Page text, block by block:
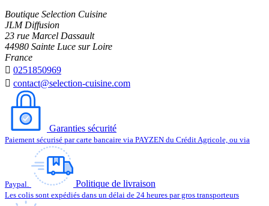
Boutique Selection Cuisine
JLM Diffusion
23 rue Marcel Dassault
44980 Sainte Luce sur Loire
France
 0251850969
 contact@selection-cuisine.com
Garanties sécurité
Paiement sécurisé par carte bancaire via PAYZEN du Crédit Agricole, ou via
Paypal. Politique de livraison
Les colis sont expédiés dans un délai de 24 heures par gros transporteurs